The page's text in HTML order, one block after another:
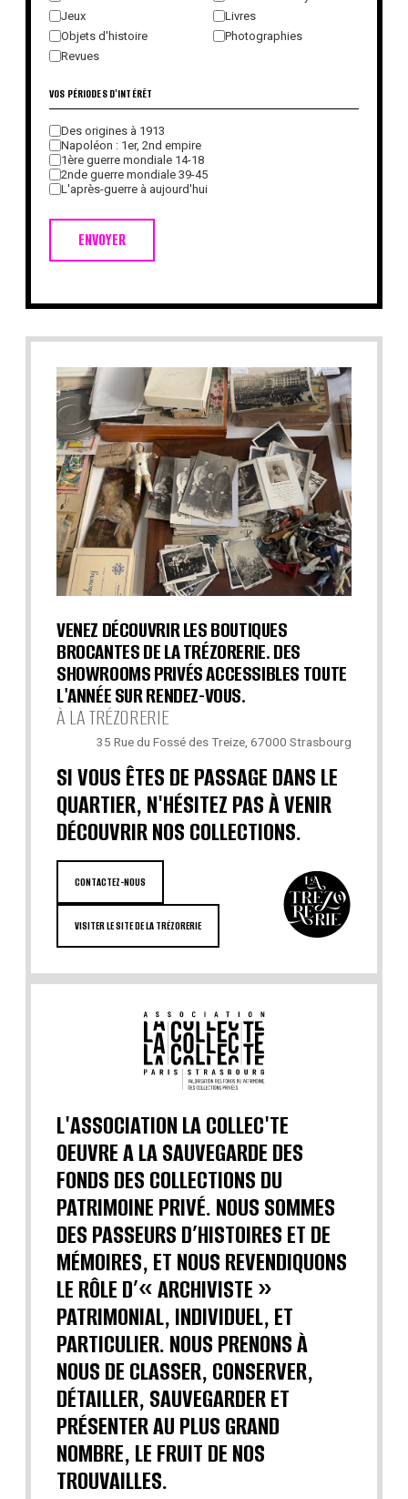
Jeux
Livres
Objets d'histoire
Photographies
Revues
ENVOYER
VOS PÉRIODES D'INTÉRÊT
Des origines à 1913
Napoléon : 1er, 2nd empire
1ère guerre mondiale 14-18
2nde guerre mondiale 39-45
L'après-guerre à aujourd'hui
VENEZ DÉCOUVRIR LES BOUTIQUES
BROCANTES DE LA TRÉZORERIE. DES
SHOWROOMS PRIVÉS ACCESSIBLES TOUTE
L'ANNÉE SUR RENDEZ-VOUS.
À LA TRÉZORERIE
35 Rue du Fossé des Treize, 67000 Strasbourg
SI VOUS ÊTES DE PASSAGE DANS LE
QUARTIER, N'HÉSITEZ PAS À VENIR
DÉCOUVRIR NOS COLLECTIONS.
CONTACTEZ-NOUS
VISITER LE SITE DE LA TRÉZORERIE
L'ASSOCIATION LA COLLEC'TE
OEUVRE A LA SAUVEGARDE DES
FONDS DES COLLECTIONS DU
PATRIMOINE PRIVÉ. NOUS SOMMES
DES PASSEURS D’HISTOIRES ET DE
MÉMOIRES, ET NOUS REVENDIQUONS
LE RÔLE D’« ARCHIVISTE »
PATRIMONIAL, INDIVIDUEL, ET
PARTICULIER. NOUS PRENONS À
NOUS DE CLASSER, CONSERVER,
DÉTAILLER, SAUVEGARDER ET
PRÉSENTER AU PLUS GRAND
NOMBRE, LE FRUIT DE NOS
TROUVAILLES.